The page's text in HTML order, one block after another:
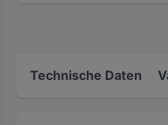
Technische Daten